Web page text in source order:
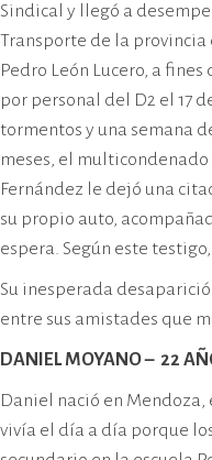
Sindical y llegó a
Transporte de la
Pedro León Lucero, a
por personal del D2 el 17
tormentos y una semana
meses, el
Fernández le dejó una
su propio auto,
espera. Según este
Su inesperada
entre sus amistades que
DANIEL MOYANO – 22
Daniel nació en
vivía el día a día porque